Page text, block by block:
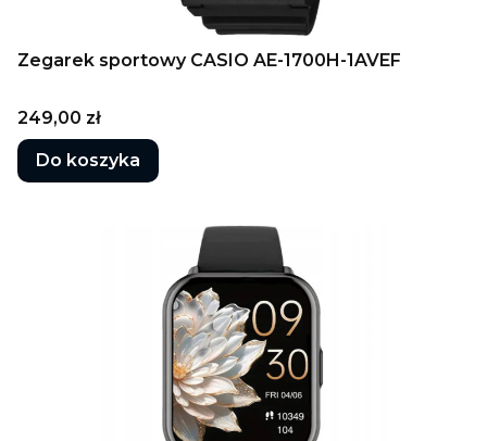
Zegarek sportowy CASIO AE-1700H-1AVEF
Cena
249,00 zł
Do koszyka